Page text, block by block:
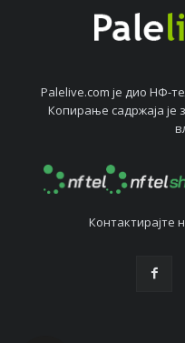
Palelive.com јe дио НФ-
Копирањe садржаја
Контактирајтe